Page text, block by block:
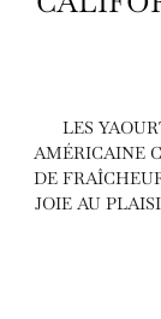
LES
AMÉRICAINE
DE
JOIE AU